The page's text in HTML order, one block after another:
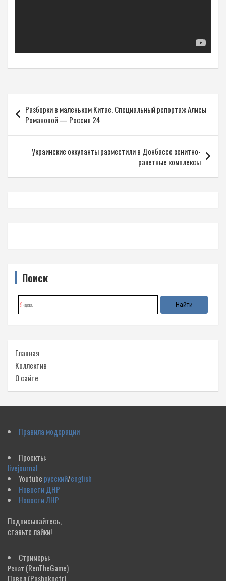
Навигация
по
записям
Разборки в маленьком Китае. Специальный репортаж Алисы
Романовой — Россия 24
Украинские оккупанты разместили в Донбассе зенитно-
ракетные комплексы
Поиск
Главная
Коллектив
О сайте
Правила модерации
Проекты:
livejournal
Youtube русский/english
Новости ДНР
Новости ЛНР
Подписывайтесь,
ставьте лайки!
Стримеры:
Ренат (RenTheGame)
Павел(Pashokpetr)